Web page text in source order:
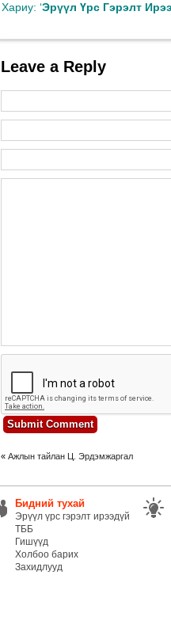
Хариу: ‘Эрүүл Үрс Гэрэлт
Leave a Reply
« Ажлын тайлан Ц. Эрдэмжаргал
Бидний тухай
Эрүүл үрс гэрэлт ирээдүй
ТББ
Гишүүд
Холбоо барих
Захидлууд